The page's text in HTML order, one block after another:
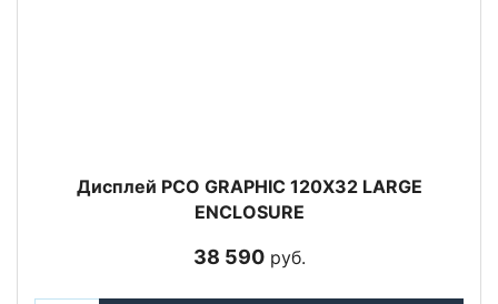
Дисплей PCO GRAPHIC 120X32 LARGE
ENCLOSURE
38 590руб.